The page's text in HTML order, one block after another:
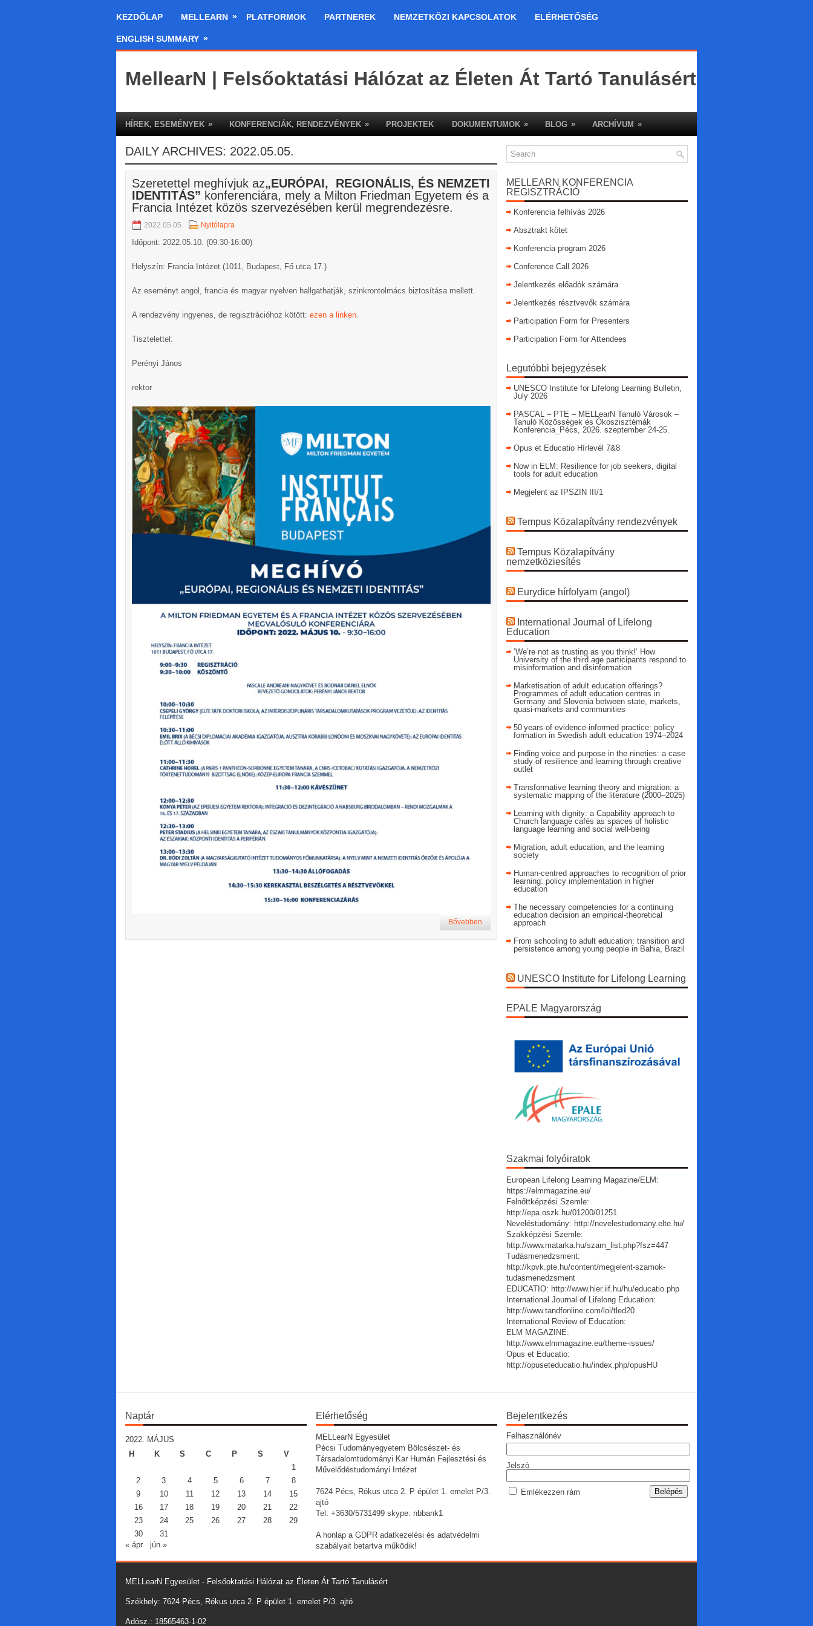
KEZDŐLAP MELLEARN » PLATFORMOK PARTNEREK NEMZETKÖZI KAPCSOLATOK ELÉRHETŐSÉG
ENGLISH SUMMARY »
MellearN | Felsőoktatási Hálózat az Életen Át Tartó Tanulásért
HÍREK, ESEMÉNYEK » KONFERENCIÁK, RENDEZVÉNYEK » PROJEKTEK DOKUMENTUMOK » BLOG » ARCHÍVUM »
DAILY ARCHIVES: 2022.05.05.
Szeretettel meghívjuk az„EURÓPAI, REGIONÁLIS, ÉS NEMZETI
IDENTITÁS” konferenciára, mely a Milton Friedman Egyetem és a
Francia Intézet közös szervezésében kerül megrendezésre.
2022.05.05. Nyitólapra
Időpont: 2022.05.10. (09:30-16:00)
Helyszín: Francia Intézet (1011, Budapest, Fő utca 17.)
Az eseményt angol, francia és magyar nyelven hallgathatják, szinkrontolmács biztosítása mellett.
A rendezvény ingyenes, de regisztrációhoz kötött: ezen a linken.
Tisztelettel:
Perényi János
rektor
Bővebben
MELLEARN KONFERENCIA
REGISZTRÁCIÓ
Konferencia felhívás 2026
Absztrakt kötet
Konferencia program 2026
Conference Call 2026
Jelentkezés előadók számára
Jelentkezés résztvevők számára
Participation Form for Presenters
Participation Form for Attendees
Legutóbbi bejegyzések
UNESCO Institute for Lifelong Learning Bulletin,
July 2026
PASCAL – PTE – MELLearN Tanuló Városok –
Tanuló Közösségek és Ökoszisztémák
Konferencia_Pécs, 2026. szeptember 24-25.
Opus et Educatio Hírlevél 7&8
Now in ELM: Resilience for job seekers, digital
tools for adult education
Megjelent az IPSZIN III/1
Tempus Közalapítvány rendezvények
Tempus Közalapítvány
nemzetköziesítés
Eurydice hírfolyam (angol)
International Journal of Lifelong
Education
’We’re not as trusting as you think!‘ How
University of the third age participants respond to
misinformation and disinformation
Marketisation of adult education offerings?
Programmes of adult education centres in
Germany and Slovenia between state, markets,
quasi-markets and communities
50 years of evidence‑informed practice: policy
formation in Swedish adult education 1974–2024
Finding voice and purpose in the nineties: a case
study of resilience and learning through creative
outlet
Transformative learning theory and migration: a
systematic mapping of the literature (2000–2025)
Learning with dignity: a Capability approach to
Church language cafés as spaces of holistic
language learning and social well-being
Migration, adult education, and the learning
society
Human-centred approaches to recognition of prior
learning: policy implementation in higher
education
The necessary competencies for a continuing
education decision an empirical-theoretical
approach
From schooling to adult education: transition and
persistence among young people in Bahia, Brazil
UNESCO Institute for Lifelong Learning
EPALE Magyarország
Szakmai folyóiratok
European Lifelong Learning Magazine/ELM:
https://elmmagazine.eu/
Felnőttképzési Szemle:
http://epa.oszk.hu/01200/01251
Neveléstudomány: http://nevelestudomany.elte.hu/
Szakképzési Szemle:
http://www.matarka.hu/szam_list.php?fsz=447
Tudásmenedzsment:
http://kpvk.pte.hu/content/megjelent-szamok-
tudasmenedzsment
EDUCATIO: http://www.hier.iif.hu/hu/educatio.php
International Journal of Lifelong Education:
http://www.tandfonline.com/loi/tled20
International Review of Education:
ELM MAGAZINE:
http://www.elmmagazine.eu/theme-issues/
Opus et Educatio:
http://opuseteducatio.hu/index.php/opusHU
Naptár
2022. MÁJUS
H
K S C P S
V
1
2
3 4 5 6 7
8
9
10 11 12 13 14
15
16
17 18 19 20 21
22
23
24 25 26 27 28
29
30
31
« ápr
jún »
Elérhetőség
MELLearN Egyesület
Pécsi Tudományegyetem Bölcsészet- és
Társadalomtudományi Kar Humán Fejlesztési és
Művelődéstudományi Intézet
7624 Pécs, Rókus utca 2. P épület 1. emelet P/3.
ajtó
Tel: +3630/5731499 skype: nbbank1
A honlap a GDPR adatkezelési és adatvédelmi
szabályait betartva működik!
Bejelentkezés
Felhasználónév
Jelszó
Emlékezzen rám
MELLearN Egyesület - Felsőoktatási Hálózat az Életen Át Tartó Tanulásért
Székhely: 7624 Pécs, Rókus utca 2. P épület 1. emelet P/3. ajtó
Adósz.: 18565463-1-02